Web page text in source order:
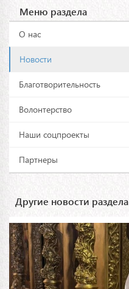
Меню раздела
О нас
Новости
Благотворительность
Волонтерство
Наши соцпроекты
Партнеры
Другие новости раздела